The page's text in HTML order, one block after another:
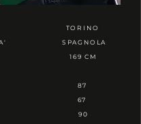
TORINO
SPAGNOLA
169 CM
87
67
90